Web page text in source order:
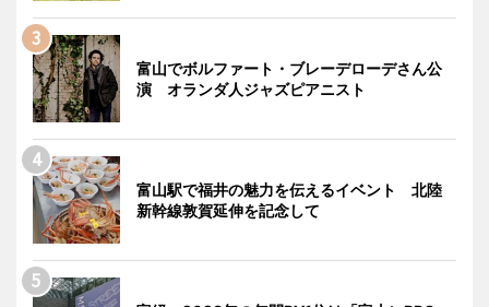
富山でボルファート・ブレーデローデさん公
演 オランダ人ジャズピアニスト
富山駅で福井の魅力を伝えるイベント 北陸
新幹線敦賀延伸を記念して